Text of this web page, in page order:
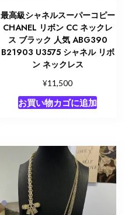
最高級シャネルスーパーコピー
CHANEL リボン CC ネックレ
ス ブラック 人気 ABG390
B21903 U3575 シャネル リボ
ン ネックレス
¥11,500
お買い物カゴに追加